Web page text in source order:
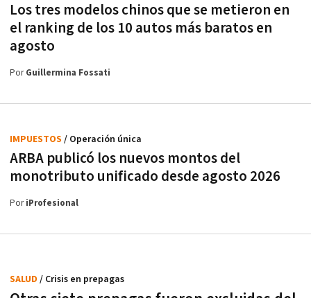
Los tres modelos chinos que se metieron en
el ranking de los 10 autos más baratos en
agosto
PorGuillermina Fossati
ARBA publicó los nuevos montos del
monotributo unificado desde agosto 2026
IMPUESTOS / Operación única
PoriProfesional
SALUD / Crisis en prepagas